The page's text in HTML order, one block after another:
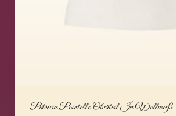
Patricia Pointelle Oberteil In Wollweiß